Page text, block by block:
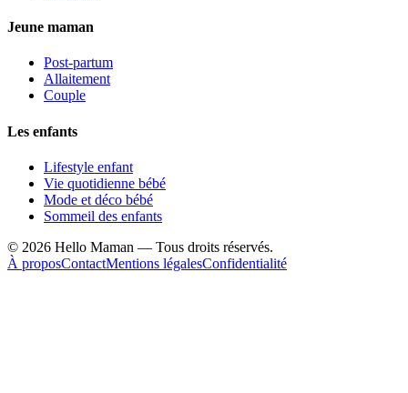
Jeune maman
Post-partum
Allaitement
Couple
Les enfants
Lifestyle enfant
Vie quotidienne bébé
Mode et déco bébé
Sommeil des enfants
© 2026 Hello Maman — Tous droits réservés.
À proposContactMentions légalesConfidentialité